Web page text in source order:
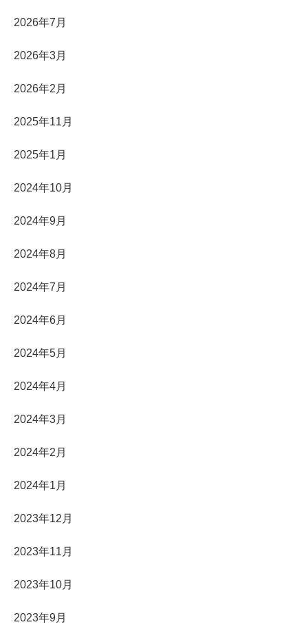
2026年7月
2026年3月
2026年2月
2025年11月
2025年1月
2024年10月
2024年9月
2024年8月
2024年7月
2024年6月
2024年5月
2024年4月
2024年3月
2024年2月
2024年1月
2023年12月
2023年11月
2023年10月
2023年9月